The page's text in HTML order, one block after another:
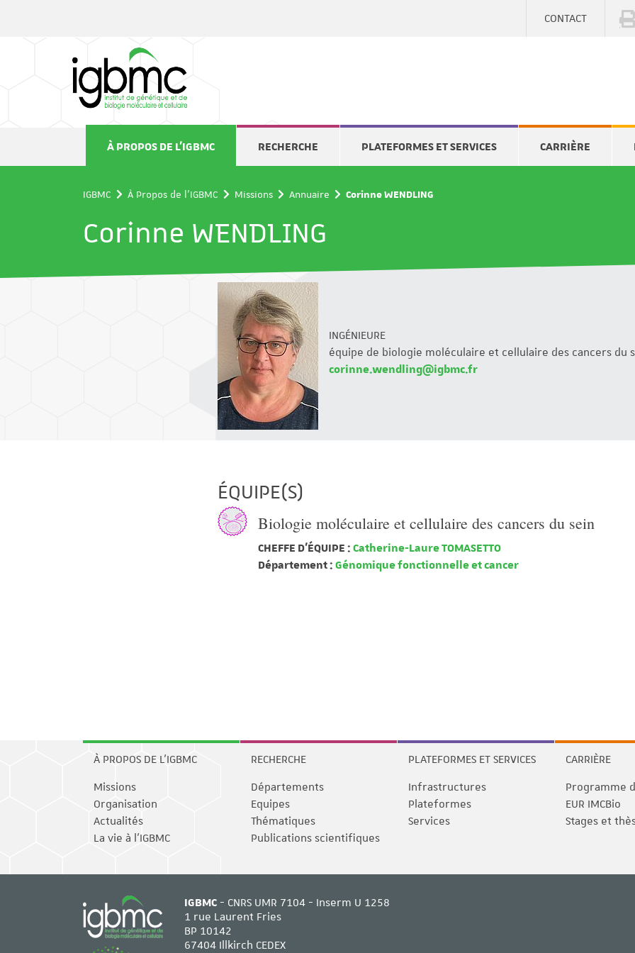
CONTACT
À PROPOS DE L'IGBMC RECHERCHE PLATEFORMES ET SERVICES CARRIÈRE
IGBMC À Propos de l'IGBMC Missions Annuaire Corinne WENDLING
Corinne WENDLING
INGÉNIEURE
équipe de biologie moléculaire et cellulaire des cancers du
corinne.wendling@igbmc.fr
ÉQUIPE(S)
Biologie moléculaire et cellulaire des cancers du sein
CHEFFE D'ÉQUIPE : Catherine-Laure TOMASETTO
Département : Génomique fonctionnelle et cancer
À PROPOS DE L'IGBMC
Missions
Organisation
Actualités
La vie à l'IGBMC
RECHERCHE
Départements
Equipes
Thématiques
Publications scientifiques
PLATEFORMES ET SERVICES
Infrastructures
Plateformes
Services
CARRIÈRE
Programme
EUR IMCBio
Stages et
IGBMC- CNRS UMR 7104 - Inserm U 1258
1 rue Laurent Fries
BP 10142
67404 Illkirch CEDEX